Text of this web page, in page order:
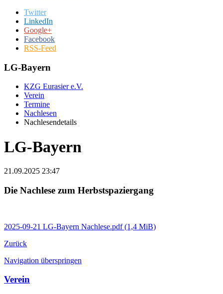
Twitter
LinkedIn
Google+
Facebook
RSS-Feed
LG-Bayern
KZG Eurasier e.V.
Verein
Termine
Nachlesen
Nachlesendetails
LG-Bayern
21.09.2025 23:47
Die Nachlese zum Herbstspaziergang
2025-09-21 LG-Bayern Nachlese.pdf(1,4 MiB)
Zurück
Navigation überspringen
Verein